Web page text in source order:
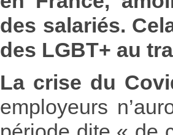
des salariés.
des LGBT+ au
La crise du
employeurs